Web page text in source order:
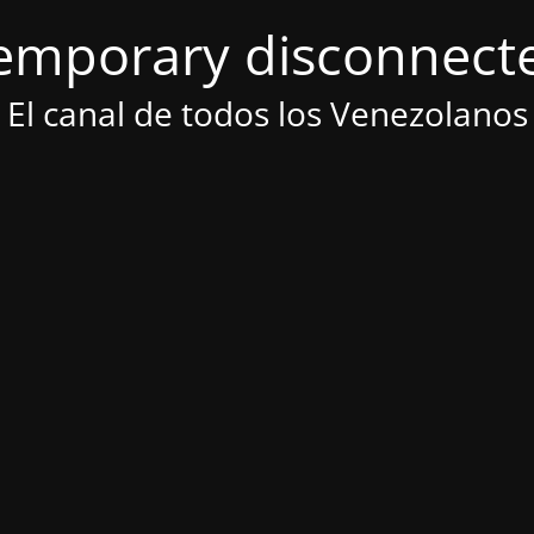
El canal de todos los Venezolanos